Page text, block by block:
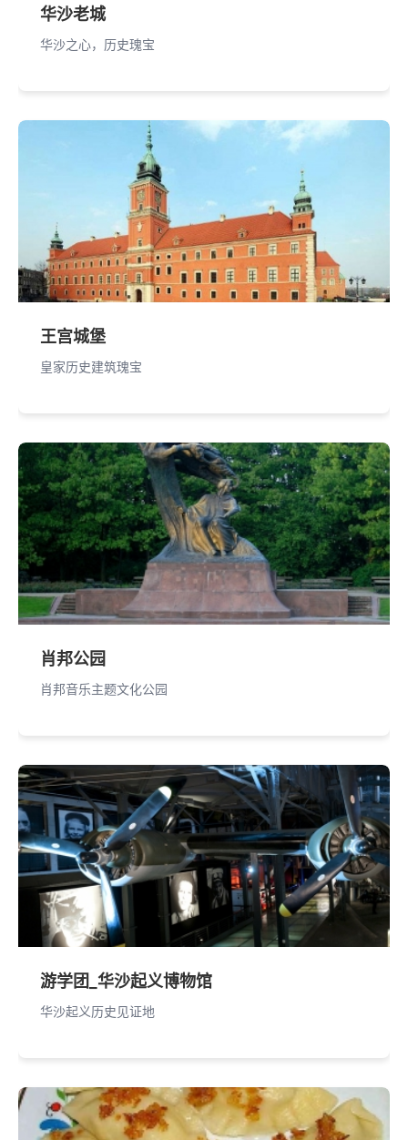
华沙老城
华沙之心，历史瑰宝
王宫城堡
皇家历史建筑瑰宝
肖邦公园
肖邦音乐主题文化公园
游学团_华沙起义博物馆
华沙起义历史见证地